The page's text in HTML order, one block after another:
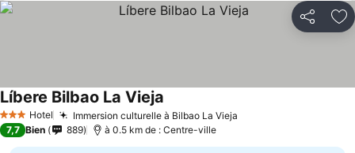
Partager
3 ÉtoilesHotel Immersion culturelle à Bilbao La Vieja
Líbere Bilbao La Vieja
7,7 Bien 889 à 0.5 km de : Centre-ville